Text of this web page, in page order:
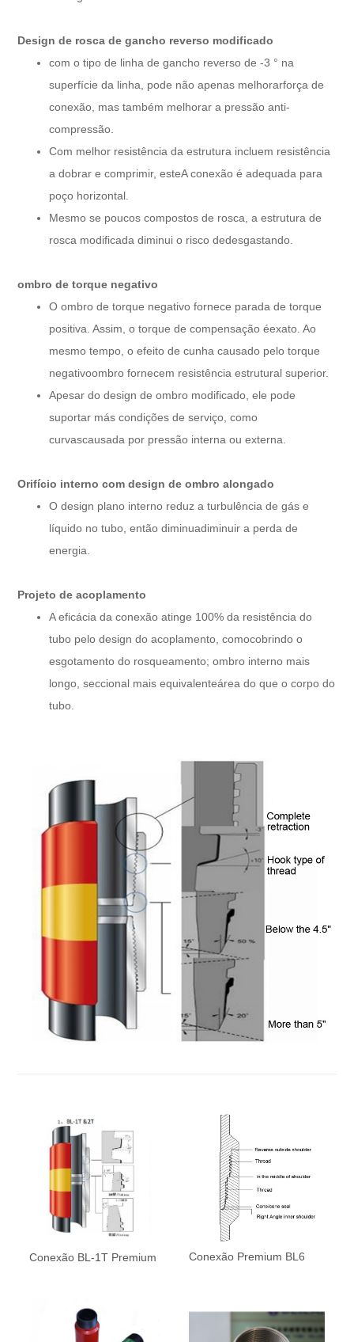
Design de rosca de gancho reverso modificado
com o tipo de linha de gancho reverso de -3 ° na
superfície da linha, pode não apenas melhorarforça de
conexão, mas também melhorar a pressão anti-
compressão.
Com melhor resistência da estrutura incluem resistência
a dobrar e comprimir, esteA conexão é adequada para
poço horizontal.
Mesmo se poucos compostos de rosca, a estrutura de
rosca modificada diminui o risco dedesgastando.
ombro de torque negativo
O ombro de torque negativo fornece parada de torque
positiva. Assim, o torque de compensação éexato. Ao
mesmo tempo, o efeito de cunha causado pelo torque
negativoombro fornecem resistência estrutural superior.
Apesar do design de ombro modificado, ele pode
suportar más condições de serviço, como
curvascausada por pressão interna ou externa.
Orifício interno com design de ombro alongado
O design plano interno reduz a turbulência de gás e
líquido no tubo, então diminuadiminuir a perda de
energia.
Projeto de acoplamento
A eficácia da conexão atinge 100% da resistência do
tubo pelo design do acoplamento, comocobrindo o
esgotamento do rosqueamento; ombro interno mais
longo, seccional mais equivalenteárea do que o corpo do
tubo.
Conexão BL-1T Premium Conexão Premium BL6